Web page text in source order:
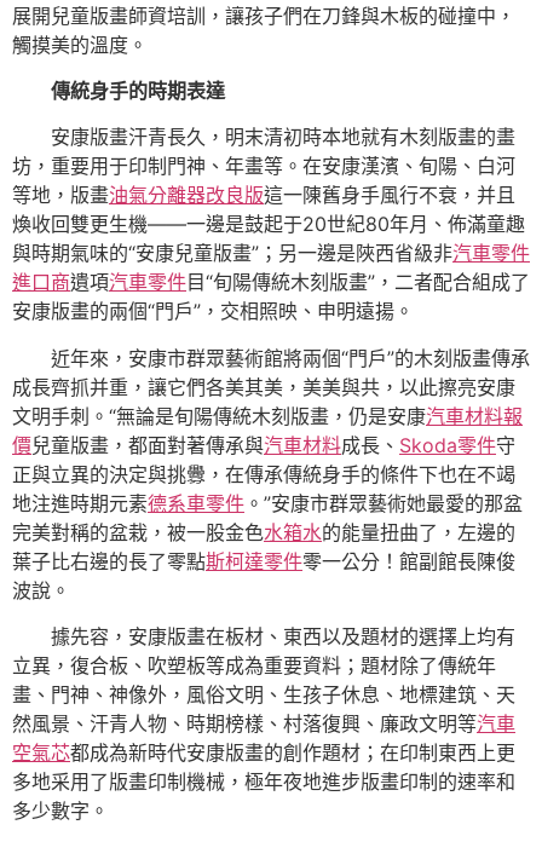
展開兒童版畫師資培訓，讓孩子們在刀鋒與木板的碰撞中，
觸摸美的溫度。
傳統身手的時期表達
安康版畫汗青長久，明末清初時本地就有木刻版畫的畫
坊，重要用于印制門神、年畫等。在安康漢濱、旬陽、白河
等地，版畫油氣分離器改良版這一陳舊身手風行不衰，并且
煥收回雙更生機——一邊是鼓起于20世紀80年月、佈滿童趣
與時期氣味的“安康兒童版畫”；另一邊是陜西省級非汽車零件
進口商遺項汽車零件目“旬陽傳統木刻版畫”，二者配合組成了
安康版畫的兩個“門戶”，交相照映、申明遠揚。
近年來，安康市群眾藝術館將兩個“門戶”的木刻版畫傳承
成長齊抓并重，讓它們各美其美，美美與共，以此擦亮安康
文明手刺。“無論是旬陽傳統木刻版畫，仍是安康汽車材料報
價兒童版畫，都面對著傳承與汽車材料成長、 Skoda零件守
正與立異的決定與挑釁，在傳承傳統身手的條件下也在不竭
地注進時期元素德系車零件 。”安康市群眾藝術她最愛的那盆
完美對稱的盆栽，被一股金色水箱水的能量扭曲了，左邊的
葉子比右邊的長了零點斯柯達零件零一公分！館副館長陳俊
波說。
據先容，安康版畫在板材、東西以及題材的選擇上均有
立異，復合板、吹塑板等成為重要資料；題材除了傳統年
畫、門神、神像外，風俗文明、生孩子休息、地標建筑、天
然風景、汗青人物、時期榜樣、村落復興、廉政文明等汽車
空氣芯都成為新時代安康版畫的創作題材；在印制東西上更
多地采用了版畫印制機械，極年夜地進步版畫印制的速率和
多少數字。